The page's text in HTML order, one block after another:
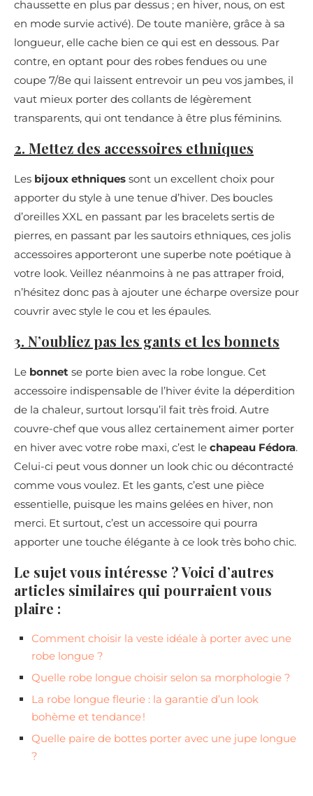
chaussette en plus par dessus ; en hiver, nous, on est
en mode survie activé). De toute manière, grâce à sa
longueur, elle cache bien ce qui est en dessous. Par
contre, en optant pour des robes fendues ou une
coupe 7/8e qui laissent entrevoir un peu vos jambes, il
vaut mieux porter des collants de légèrement
transparents, qui ont tendance à être plus féminins.
2. Mettez des accessoires ethniques
Les bijoux ethniques sont un excellent choix pour
apporter du style à une tenue d’hiver. Des boucles
d’oreilles XXL en passant par les bracelets sertis de
pierres, en passant par les sautoirs ethniques, ces jolis
accessoires apporteront une superbe note poétique à
votre look. Veillez néanmoins à ne pas attraper froid,
n’hésitez donc pas à ajouter une écharpe oversize pour
couvrir avec style le cou et les épaules.
3. N’oubliez pas les gants et les bonnets
Le bonnet se porte bien avec la robe longue. Cet
accessoire indispensable de l’hiver évite la déperdition
de la chaleur, surtout lorsqu’il fait très froid. Autre
couvre-chef que vous allez certainement aimer porter
en hiver avec votre robe maxi, c’est le chapeau Fédora.
Celui-ci peut vous donner un look chic ou décontracté
comme vous voulez. Et les gants, c’est une pièce
essentielle, puisque les mains gelées en hiver, non
merci. Et surtout, c’est un accessoire qui pourra
apporter une touche élégante à ce look très boho chic.
Le sujet vous intéresse ? Voici d’autres
articles similaires qui pourraient vous
plaire :
Comment choisir la veste idéale à porter avec une
robe longue ?
Quelle robe longue choisir selon sa morphologie ?
La robe longue fleurie : la garantie d’un look
bohème et tendance !
Quelle paire de bottes porter avec une jupe longue
?